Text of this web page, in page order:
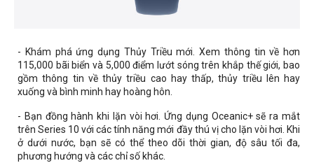
- Khám phá ứng dụng Thủy Triều mới. Xem thông tin về hơn
115,000 bãi biển và 5,000 điểm lướt sóng trên khắp thế giới, bao
gồm thông tin về thủy triều cao hay thấp, thủy triều lên hay
xuống và bình minh hay hoàng hôn.
- Bạn đồng hành khi lặn vòi hơi. Ứng dụng Oceanic+ sẽ ra mắt
trên Series 10 với các tính năng mới đầy thú vị cho lặn vòi hơi. Khi
ở dưới nước, bạn sẽ có thể theo dõi thời gian, độ sâu tối đa,
phương hướng và các chỉ số khác.